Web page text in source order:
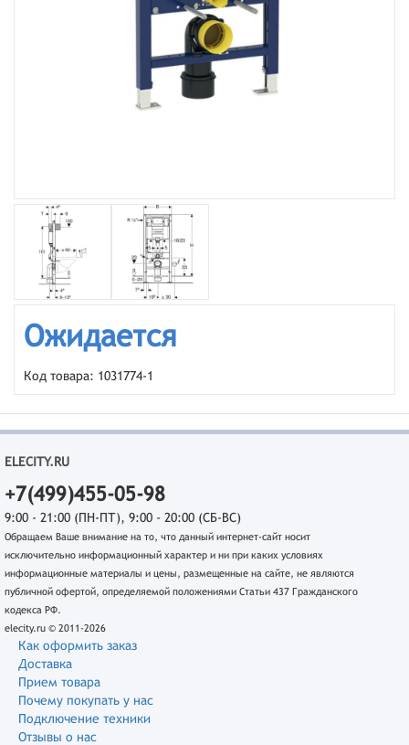
Ожидается
Код товара: 1031774-1
ELECITY.RU
+7(499)455-05-98
9:00 - 21:00 (ПН-ПТ), 9:00 - 20:00 (СБ-ВС)
Обращаем Ваше внимание на то, что данный интернет-сайт носит
исключительно информационный характер и ни при каких условиях
информационные материалы и цены, размещенные на сайте, не являются
публичной офертой, определяемой положениями Статьи 437 Гражданского
кодекса РФ.
elecity.ru © 2011-2026
Как оформить заказ
Доставка
Прием товара
Почему покупать у нас
Подключение техники
Отзывы о нас